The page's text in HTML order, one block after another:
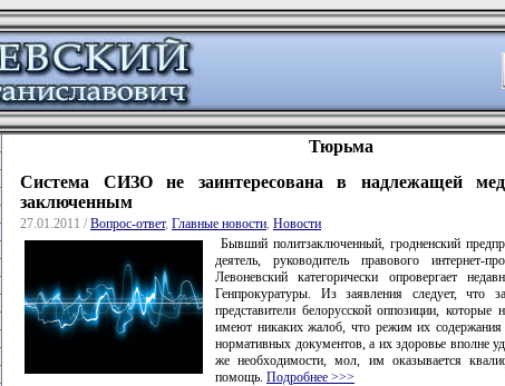
Тюрьма
Система СИЗО не заинтересована в надлежащей
заключенным
27.01.2011 / Вопрос-ответ, Главные новости Новости
Бывший политзаключенный, гродненский
деятель, руководитель правового интернет-
Левоневский категорически опровергает
Генпрокуратуры. Из заявления следует, что
представители белорусской оппозиции,
имеют никаких жалоб, что режим их содержания
нормативных документов, а их здоровье вполне
же необходимости, мол, им оказывается
помощь. Подробнее >>>